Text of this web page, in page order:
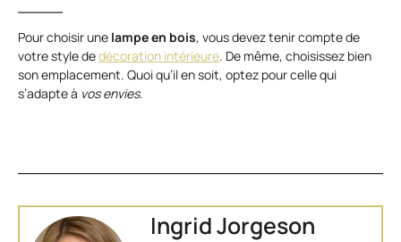
Pour choisir une lampe en bois, vous devez tenir compte de
votre style dedécoration intérieure. De même, choisissez bien
son emplacement. Quoi qu’il en soit, optez pour celle qui
s’adapte à vos envies.
Ingrid Jorgeson